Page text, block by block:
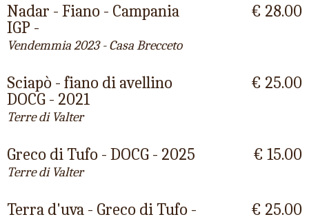
Nadar - Fiano - Campania
IGP -
Vendemmia 2023 - Casa Brecceto
€ 28.00
Sciapò - fiano di avellino
DOCG - 2021
Terre di Valter
€ 25.00
Greco di Tufo - DOCG - 2025
Terre di Valter
€ 15.00
Terra d'uva - Greco di Tufo -
€ 25.00